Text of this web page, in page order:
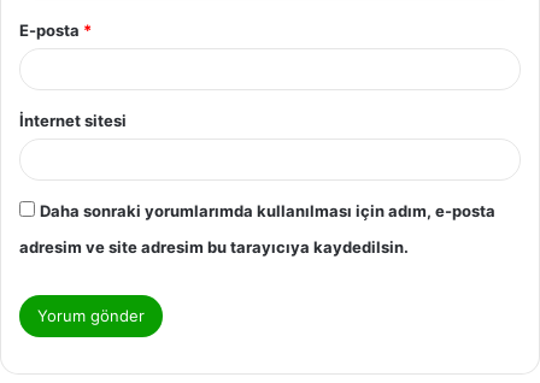
E-posta *
İnternet sitesi
Daha sonraki yorumlarımda kullanılması için adım, e-posta
adresim ve site adresim bu tarayıcıya kaydedilsin.